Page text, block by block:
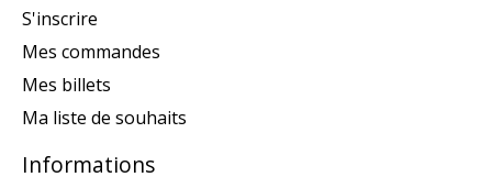
S'inscrire
Mes commandes
Mes billets
Ma liste de souhaits
Informations